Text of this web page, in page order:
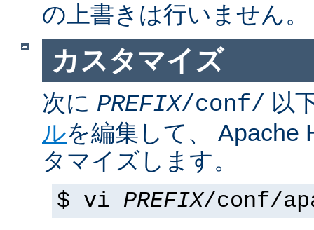
の上書きは行いません。
カスタマイズ
次に PREFIX/conf/ 以
ルを編集して、 Apache
タマイズします。
$ vi PREFIX/conf/